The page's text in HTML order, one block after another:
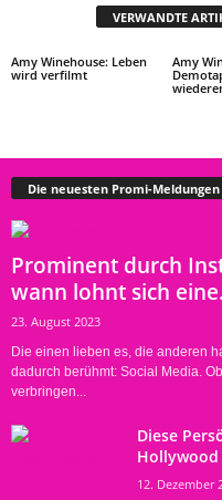
VERWANDTE
Amy Winehouse: Leben
wird verfilmt
Amy
Die neuesten Promi-Meldungen
Prominent durch
wann lohnt sich
23. August 2023
Die einen lieben es, die anderen
dadurch berühmt: Social Media.
verbringen...
Diese
12. Dezember